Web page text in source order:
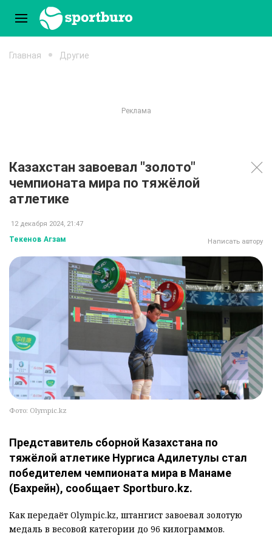
Главная Другие
Казахстан завоевал "золото"
чемпионата мира по тяжёлой
атлетике
12 декабря 2024, 21:47
Текенов Агзам Написать автору
Фото: Olympic.kz
Представитель сборной Казахстана по
тяжёлой атлетике Нургиса Адилетулы стал
победителем чемпионата мира в Манаме
(Бахрейн), сообщает Sportburo.kz.
Как передаёт Olympic.kz, штангист завоевал золотую
медаль в весовой категории до 96 килограммов.